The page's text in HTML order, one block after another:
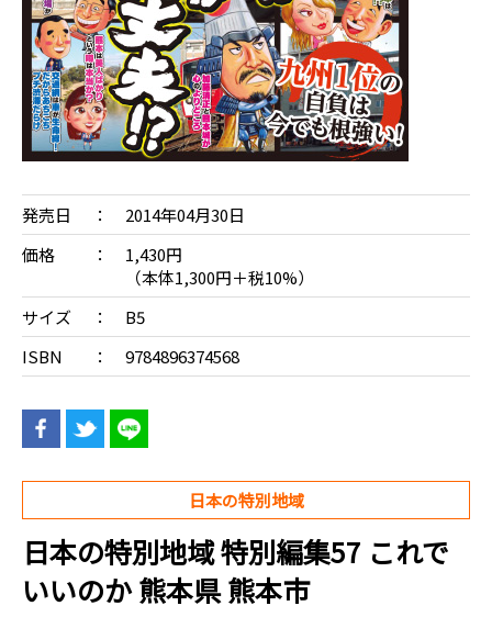
発売日
2014年04月30日
価格
1,430円
（本体1,300円＋税10%）
サイズ
B5
ISBN
9784896374568
日本の特別地域
日本の特別地域 特別編集57 これで
いいのか 熊本県 熊本市